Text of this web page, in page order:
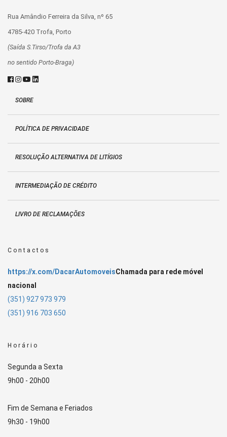
Rua Amândio Ferreira da Silva, nº 65
4785-420 Trofa, Porto
(Saída S.Tirso/Trofa da A3
no sentido Porto-Braga)
SOBRE
POLÍTICA DE PRIVACIDADE
RESOLUÇÃO ALTERNATIVA DE LITÍGIOS
INTERMEDIAÇÃO DE CRÉDITO
LIVRO DE RECLAMAÇÕES
Contactos
https://x.com/DacarAutomoveisChamada para rede móvel
nacional
(351) 927 973 979
(351) 916 703 650
Horário
Segunda a Sexta
9h00 - 20h00
Fim de Semana e Feriados
9h30 - 19h00